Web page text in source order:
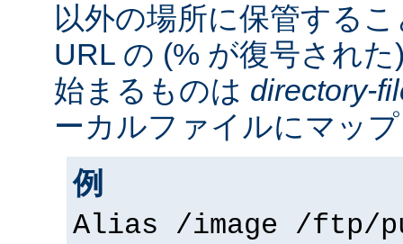
以外の場所に保管する
URL の (% が復号され
始まるものは directory-
ーカルファイルにマッ
例
Alias /image /ftp/